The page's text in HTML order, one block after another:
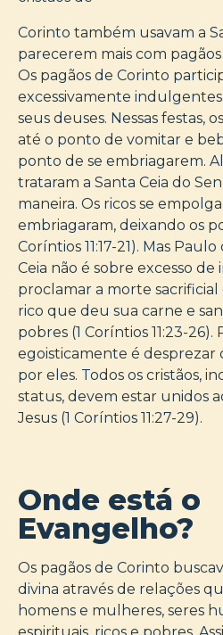
Corinto também usavam a
parecerem mais com
Os pagãos de Corinto
excessivamente
seus deuses. Nessas festas,
até o ponto de vomitar e
ponto de se embriagarem.
trataram a Santa Ceia do
maneira. Os ricos se
embriagaram, deixando os
Coríntios 11:17-21). Mas
Ceia não é sobre excesso
proclamar a morte sacrificial
rico que deu sua carne e
pobres (1 Coríntios 11:23-
egoisticamente é desprezar
por eles. Todos os cristãos,
status, devem estar unidos
Jesus (1 Coríntios 11:27-29).
Onde está o
Evangelho?
Os pagãos de Corinto
divina através de relações
homens e mulheres, seres